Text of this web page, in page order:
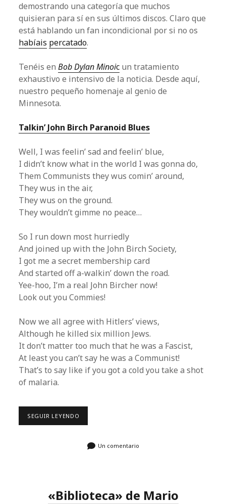
demostrando una categoría que muchos
quisieran para sí en sus últimos discos. Claro que
está hablando un fan incondicional por si no os
habíais percatado.
Tenéis enBob Dylan Minoic un tratamiento
exhaustivo e intensivo de la noticia. Desde aquí,
nuestro pequeño homenaje al genio de
Minnesota.
Talkin’ John Birch Paranoid Blues
Well, I was feelin’ sad and feelin’ blue,
I didn’t know what in the world I was gonna do,
Them Communists they wus comin’ around,
They wus in the air,
They wus on the ground.
They wouldn’t gimme no peace…
So I run down most hurriedly
And joined up with the John Birch Society,
I got me a secret membership card
And started off a-walkin’ down the road.
Yee-hoo, I’m a real John Bircher now!
Look out you Commies!
Now we all agree with Hitlers’ views,
Although he killed six million Jews.
It don’t matter too much that he was a Fascist,
At least you can’t say he was a Communist!
That’s to say like if you got a cold you take a shot
of malaria.
SEGUIR LEYENDO
LIBRARY…Un comentario
«Biblioteca» de Mario